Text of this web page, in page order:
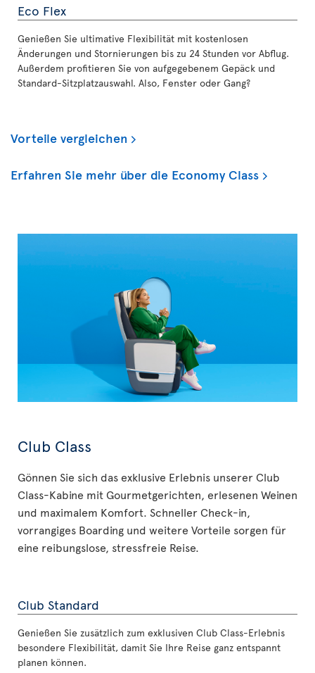
Eco Flex
Genießen Sie ultimative Flexibilität mit kostenlosen
Änderungen und Stornierungen bis zu 24 Stunden vor Abflug.
Außerdem profitieren Sie von aufgegebenem Gepäck und
Standard-Sitzplatzauswahl. Also, Fenster oder Gang?
Vorteile vergleichen
Erfahren Sie mehr über die Economy Class
Club Class
Gönnen Sie sich das exklusive Erlebnis unserer Club
Class-Kabine mit Gourmetgerichten, erlesenen Weinen
und maximalem Komfort. Schneller Check-in,
vorrangiges Boarding und weitere Vorteile sorgen für
eine reibungslose, stressfreie Reise.
Club Standard
Genießen Sie zusätzlich zum exklusiven Club Class-Erlebnis
besondere Flexibilität, damit Sie Ihre Reise ganz entspannt
planen können.